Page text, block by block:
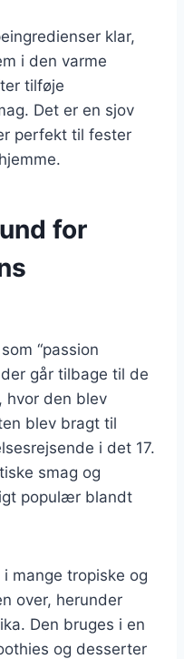
klar,
i den varme
tilføje
Det er en sjov
perfekt til fester
for
“passion
går tilbage til de
hvor den blev
blev bragt til
i det 17.
smag og
populær blandt
mange tropiske og
over, herunder
Den bruges i en
og desserter